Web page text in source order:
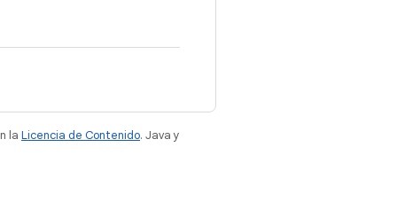
la Licencia de Contenido. Java y